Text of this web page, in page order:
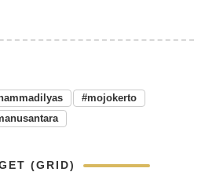
#mojokerto
(GRID)